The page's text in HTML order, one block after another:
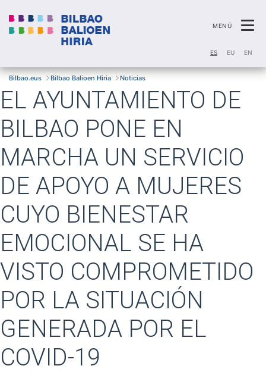
MENÚ
ES EU EN
Bilbao.eus Bilbao Balioen Hiria Noticias
EL AYUNTAMIENTO DE
BILBAO PONE EN
MARCHA UN SERVICIO
DE APOYO A MUJERES
CUYO BIENESTAR
EMOCIONAL SE HA
VISTO COMPROMETIDO
POR LA SITUACIÓN
GENERADA POR EL
COVID-19